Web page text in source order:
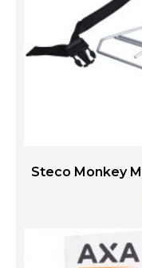
Steco Monkey